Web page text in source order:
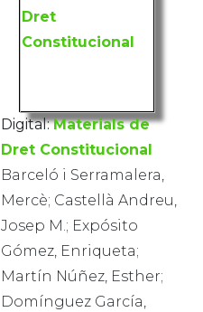
Digital: Materials de
Dret Constitucional
Barceló i Serramalera,
Mercè; Castellà Andreu,
Josep M.; Expósito
Gómez, Enriqueta;
Martín Núñez, Esther;
Domínguez García,